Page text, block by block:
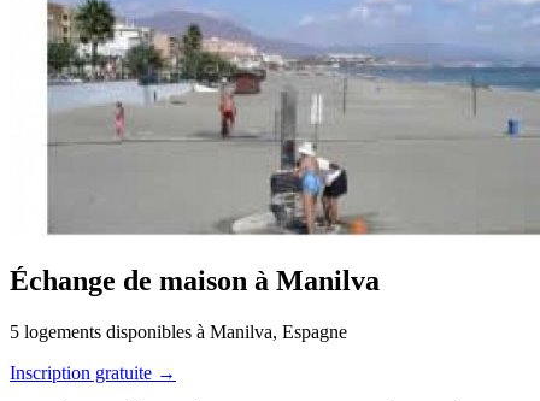
Échange de maison à Manilva
5 logements disponibles à Manilva, Espagne
Inscription gratuite →